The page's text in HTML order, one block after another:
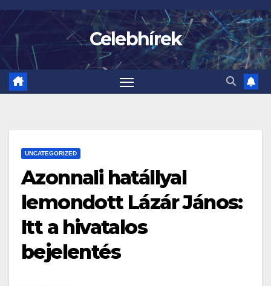
Skip
content
Celebhírek
UNCATEGORIZED
Azonnali hatállyal
lemondott Lázár János:
Itt a hivatalos
bejelentés